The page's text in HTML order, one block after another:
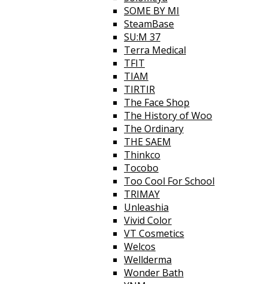
SOME BY MI
SteamBase
SU:M 37
Terra Medical
TFIT
TIAM
TIRTIR
The Face Shop
The History of Woo
The Ordinary
THE SAEM
Thinkco
Tocobo
Too Cool For School
TRIMAY
Unleashia
Vivid Color
VT Cosmetics
Welcos
Wellderma
Wonder Bath